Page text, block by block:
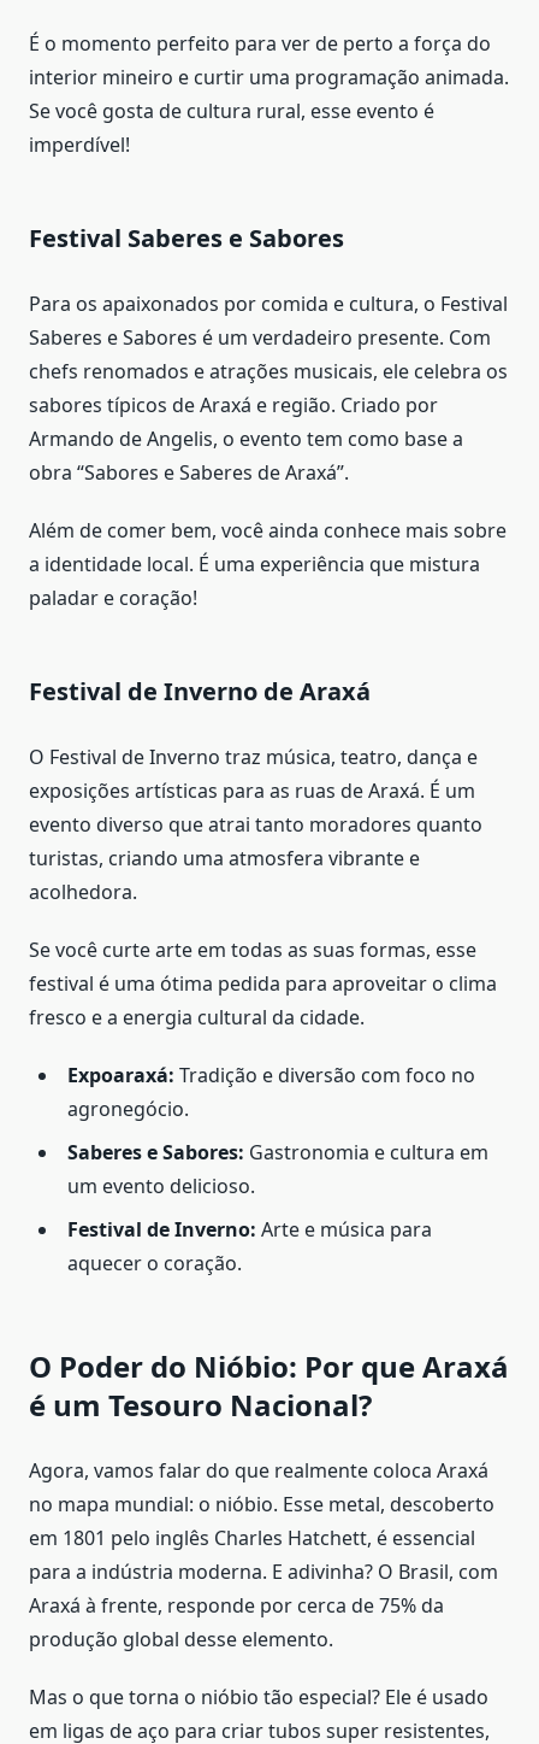
É o momento perfeito para ver de perto a força do
interior mineiro e curtir uma programação animada.
Se você gosta de cultura rural, esse evento é
imperdível!
Festival Saberes e Sabores
Para os apaixonados por comida e cultura, o Festival
Saberes e Sabores é um verdadeiro presente. Com
chefs renomados e atrações musicais, ele celebra os
sabores típicos de Araxá e região. Criado por
Armando de Angelis, o evento tem como base a
obra “Sabores e Saberes de Araxá”.
Além de comer bem, você ainda conhece mais sobre
a identidade local. É uma experiência que mistura
paladar e coração!
Festival de Inverno de Araxá
O Festival de Inverno traz música, teatro, dança e
exposições artísticas para as ruas de Araxá. É um
evento diverso que atrai tanto moradores quanto
turistas, criando uma atmosfera vibrante e
acolhedora.
Se você curte arte em todas as suas formas, esse
festival é uma ótima pedida para aproveitar o clima
fresco e a energia cultural da cidade.
Expoaraxá: Tradição e diversão com foco no
agronegócio.
Saberes e Sabores: Gastronomia e cultura em
um evento delicioso.
Festival de Inverno: Arte e música para
aquecer o coração.
O Poder do Nióbio: Por que Araxá
é um Tesouro Nacional?
Agora, vamos falar do que realmente coloca Araxá
no mapa mundial: o nióbio. Esse metal, descoberto
em 1801 pelo inglês Charles Hatchett, é essencial
para a indústria moderna. E adivinha? O Brasil, com
Araxá à frente, responde por cerca de 75% da
produção global desse elemento.
Mas o que torna o nióbio tão especial? Ele é usado
em ligas de aço para criar tubos super resistentes,